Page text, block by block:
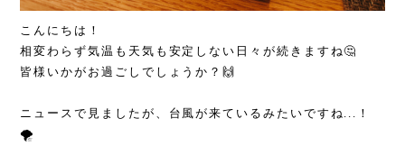
こんにちは！
相変わらず気温も天気も安定しない日々が続きますね🤔
皆様いかがお過ごしでしょうか？🙌
ニュースで見ましたが、台風が来ているみたいですね...！
🌪️